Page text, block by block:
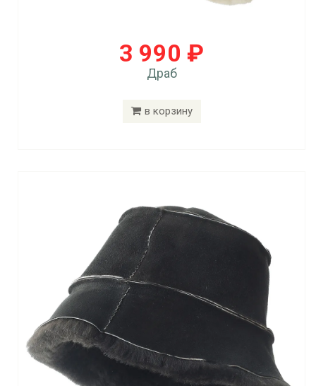
3 990 ₽
Драб
в корзину